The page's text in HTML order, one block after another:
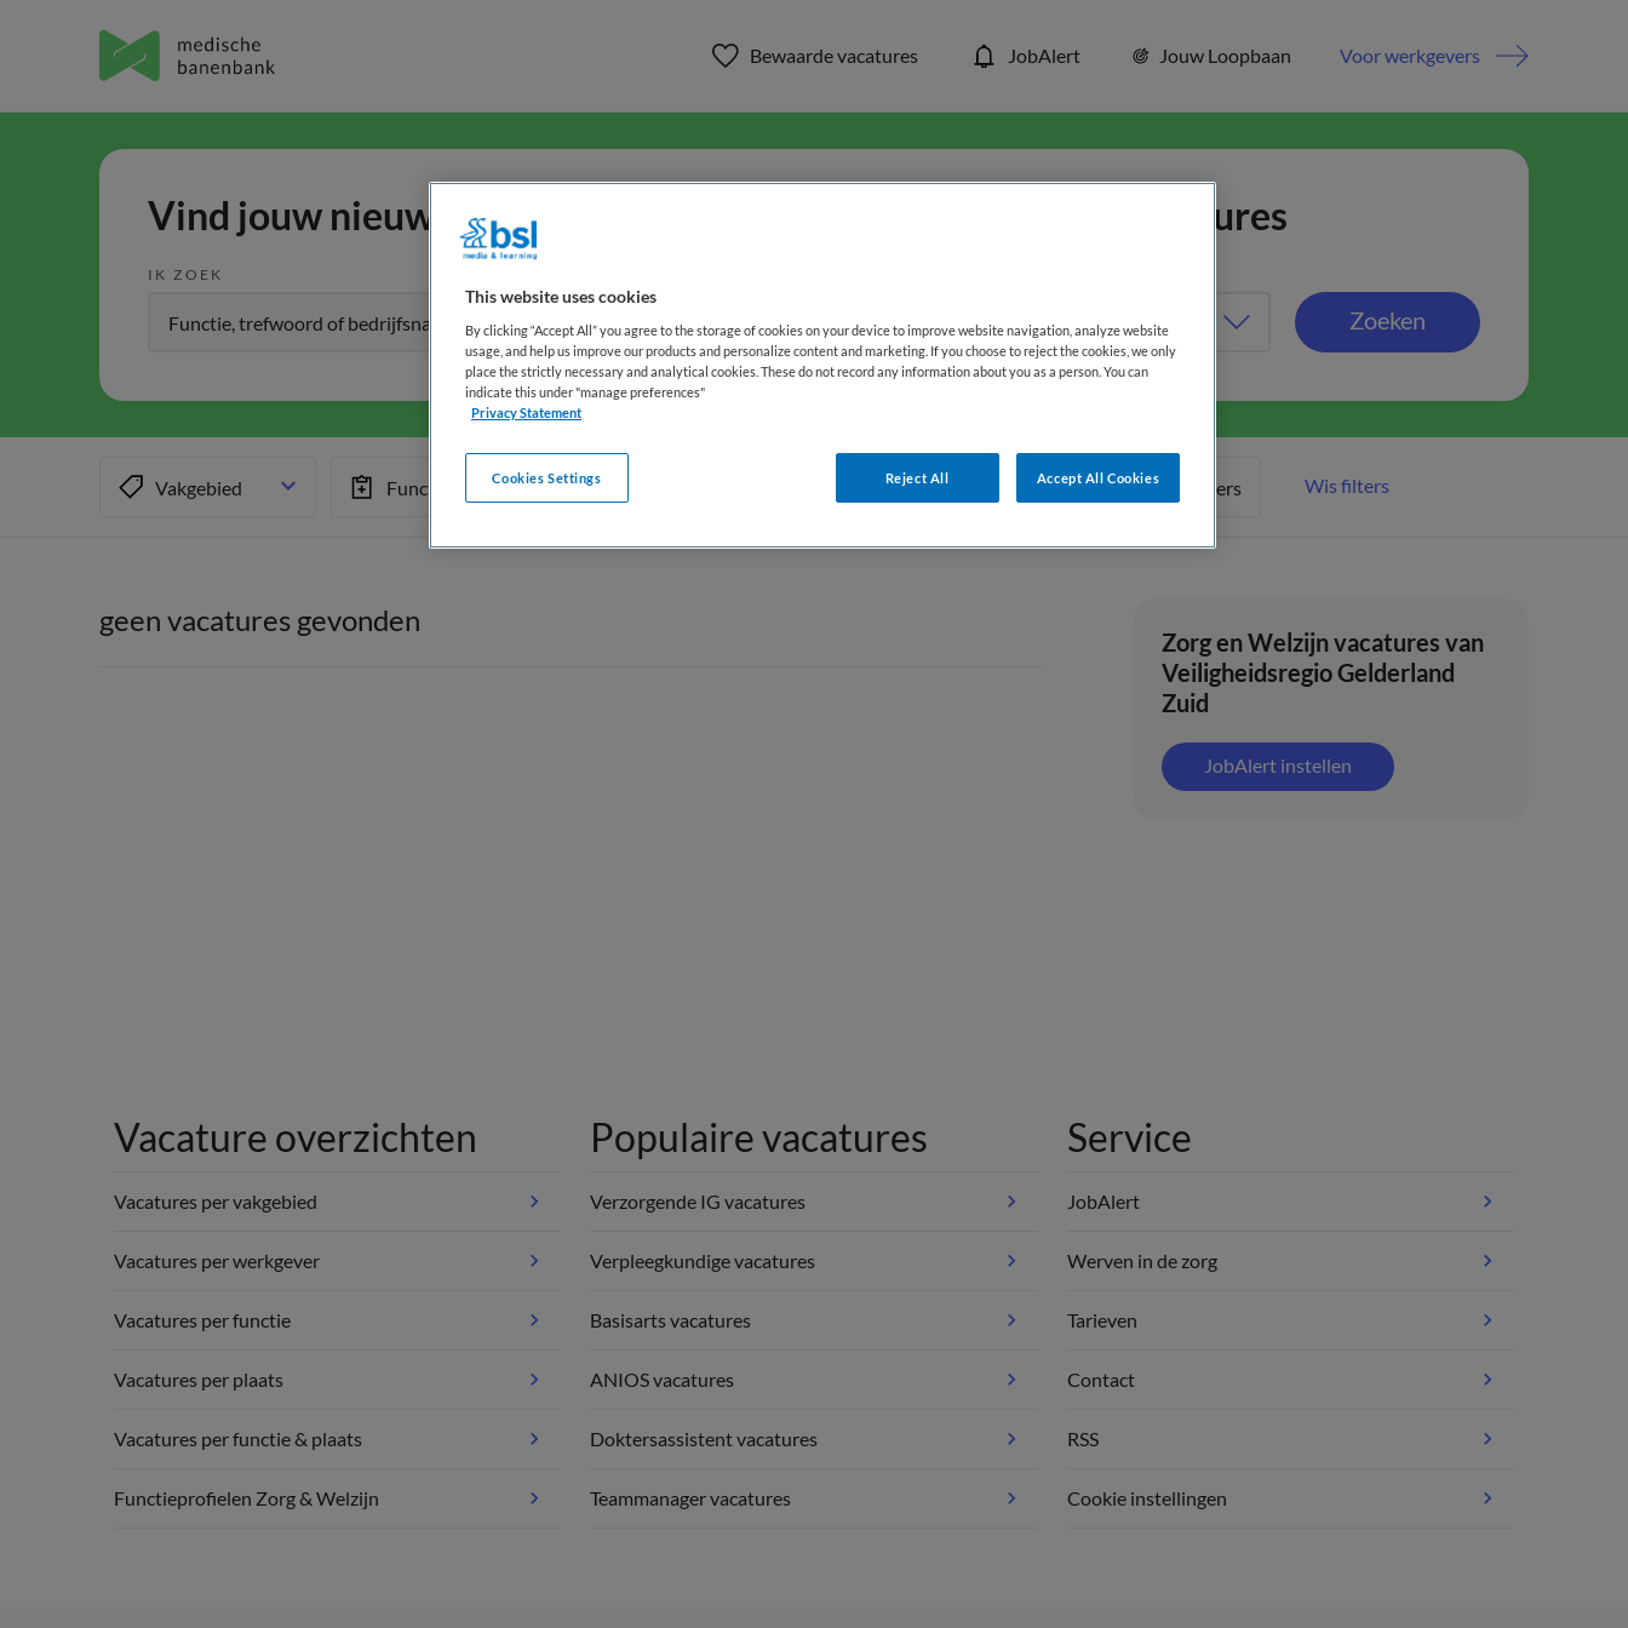
Bewaarde vacatures JobAlert Jouw Loopbaan Voor werkgevers
Vind jouw nieuwe baan in ons aanbod van zorg & welzijn vacatures
IK ZOEK
Zoeken
Vakgebied Functiegebied Dienstverband Meer filters Wis filters
Zorg en Welzijn vacatures van
Veiligheidsregio Gelderland
Zuid
JobAlert instellen
geen vacatures gevonden
Vacature overzichten
Vacatures per vakgebied
Vacatures per werkgever
Vacatures per functie
Vacatures per plaats
Vacatures per functie & plaats
Functieprofielen Zorg & Welzijn
Populaire vacatures
Verzorgende IG vacatures
Verpleegkundige vacatures
Basisarts vacatures
ANIOS vacatures
Doktersassistent vacatures
Teammanager vacatures
Service
JobAlert
Werven in de zorg
Tarieven
Contact
RSS
Cookie instellingen
This website uses cookies
By clicking “Accept All” you agree to the storage of cookies on your device to improve website navigation, analyze website
usage, and help us improve our products and personalize content and marketing. If you choose to reject the cookies, we only
place the strictly necessary and analytical cookies. These do not record any information about you as a person. You can
indicate this under "manage preferences"
Privacy Statement
Reject All Accept All Cookies
Cookies Settings